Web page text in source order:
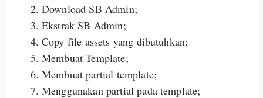
Download SB Admin;
Ekstrak SB Admin;
Copy file assets yang dibutuhkan;
Membuat Template;
Membuat partial template;
Menggunakan partial pada template;